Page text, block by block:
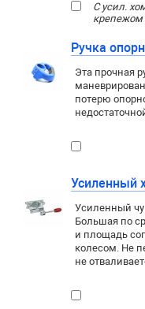
С усил.
крепежом
Ручка
Эта прочная
потерю
Усиленный
Усиленный
Большая по
и площадь
колесом. Не
не